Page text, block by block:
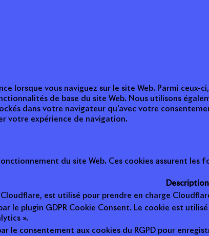
lorsque vous naviguez sur le site Web. Parmi ceux-
de base du site Web. Nous utilisons
dans votre navigateur qu'avec votre
votre expérience de navigation.
du site Web. Ces cookies assurent
Description
est utilisé pour prendre en charge
le plugin GDPR Cookie Consent. Le cookie est
».
le consentement aux cookies du RGPD pour